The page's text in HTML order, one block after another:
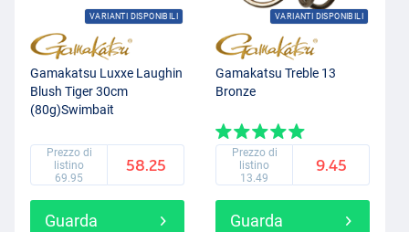
VARIANTI DISPONIBILI
Gamakatsu Luxxe Laughin
Blush Tiger 30cm
(80g)Swimbait
Prezzo di
listino
69.95
58.25
Guarda
VARIANTI DISPONIBILI
Gamakatsu Treble 13
Bronze
Prezzo di
listino
13.49
9.45
Guarda